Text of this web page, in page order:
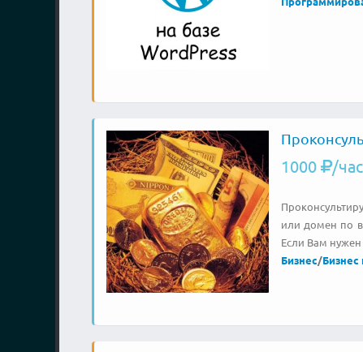
1000 /час
или домен по
Если Вам
Бизнес/Бизнес